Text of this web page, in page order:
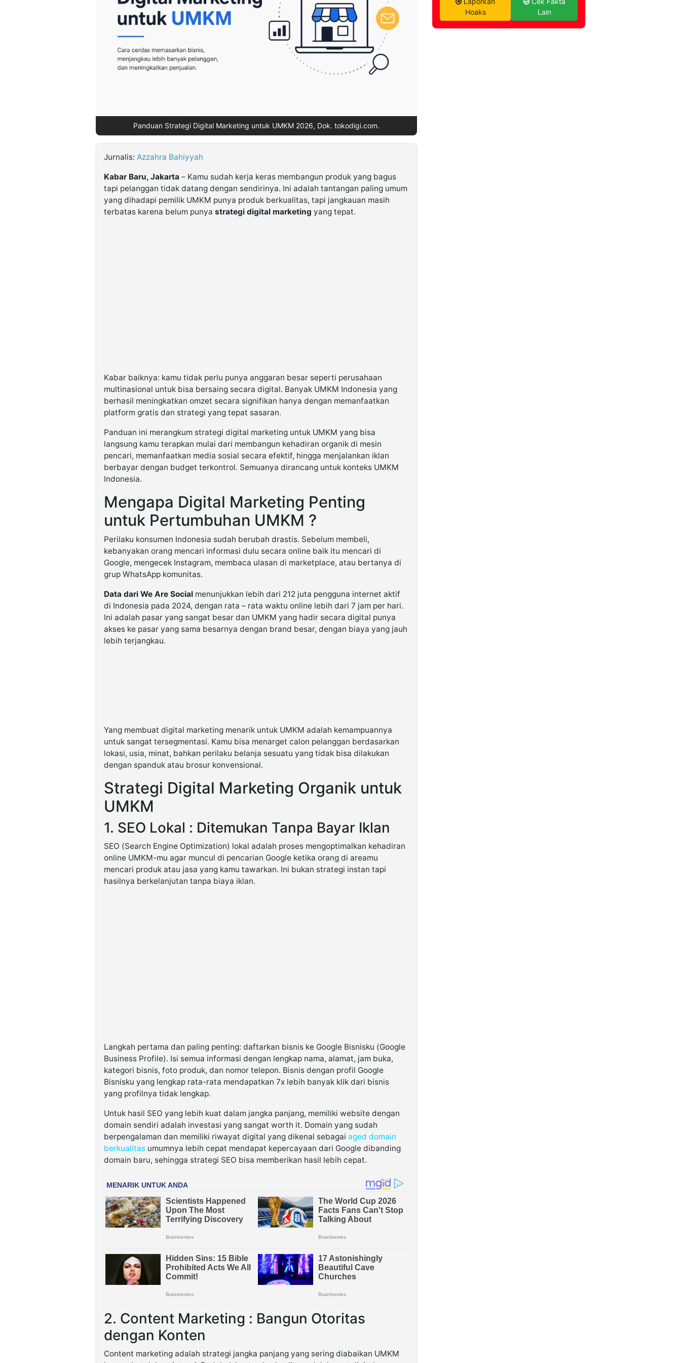
Panduan Strategi Digital Marketing untuk UMKM 2026, Dok. tokodigi.com.
Jurnalis: Azzahra Bahiyyah
Kabar Baru, Jakarta – Kamu sudah kerja keras membangun produk yang bagus
tapi pelanggan tidak datang dengan sendirinya. Ini adalah tantangan paling umum
yang dihadapi pemilik UMKM punya produk berkualitas, tapi jangkauan masih
terbatas karena belum punya strategi digital marketing yang tepat.
Kabar baiknya: kamu tidak perlu punya anggaran besar seperti perusahaan
multinasional untuk bisa bersaing secara digital. Banyak UMKM Indonesia yang
berhasil meningkatkan omzet secara signifikan hanya dengan memanfaatkan
platform gratis dan strategi yang tepat sasaran.
Panduan ini merangkum strategi digital marketing untuk UMKM yang bisa
langsung kamu terapkan mulai dari membangun kehadiran organik di mesin
pencari, memanfaatkan media sosial secara efektif, hingga menjalankan iklan
berbayar dengan budget terkontrol. Semuanya dirancang untuk konteks UMKM
Indonesia.
Mengapa Digital Marketing Penting
untuk Pertumbuhan UMKM ?
Perilaku konsumen Indonesia sudah berubah drastis. Sebelum membeli,
kebanyakan orang mencari informasi dulu secara online baik itu mencari di
Google, mengecek Instagram, membaca ulasan di marketplace, atau bertanya di
grup WhatsApp komunitas.
Data dari We Are Social menunjukkan lebih dari 212 juta pengguna internet aktif
di Indonesia pada 2024, dengan rata – rata waktu online lebih dari 7 jam per hari.
Ini adalah pasar yang sangat besar dan UMKM yang hadir secara digital punya
akses ke pasar yang sama besarnya dengan brand besar, dengan biaya yang jauh
lebih terjangkau.
Yang membuat digital marketing menarik untuk UMKM adalah kemampuannya
untuk sangat tersegmentasi. Kamu bisa menarget calon pelanggan berdasarkan
lokasi, usia, minat, bahkan perilaku belanja sesuatu yang tidak bisa dilakukan
dengan spanduk atau brosur konvensional.
Strategi Digital Marketing Organik untuk
UMKM
1. SEO Lokal : Ditemukan Tanpa Bayar Iklan
SEO (Search Engine Optimization) lokal adalah proses mengoptimalkan kehadiran
online UMKM-mu agar muncul di pencarian Google ketika orang di areamu
mencari produk atau jasa yang kamu tawarkan. Ini bukan strategi instan tapi
hasilnya berkelanjutan tanpa biaya iklan.
Langkah pertama dan paling penting: daftarkan bisnis ke Google Bisnisku (Google
Business Profile). Isi semua informasi dengan lengkap nama, alamat, jam buka,
kategori bisnis, foto produk, dan nomor telepon. Bisnis dengan profil Google
Bisnisku yang lengkap rata-rata mendapatkan 7x lebih banyak klik dari bisnis
yang profilnya tidak lengkap.
Untuk hasil SEO yang lebih kuat dalam jangka panjang, memiliki website dengan
domain sendiri adalah investasi yang sangat worth it. Domain yang sudah
berpengalaman dan memiliki riwayat digital yang dikenal sebagai aged domain
berkualitas umumnya lebih cepat mendapat kepercayaan dari Google dibanding
domain baru, sehingga strategi SEO bisa memberikan hasil lebih cepat.
2. Content Marketing : Bangun Otoritas
dengan Konten
Content marketing adalah strategi jangka panjang yang sering diabaikan UMKM
Hoaks
Lain